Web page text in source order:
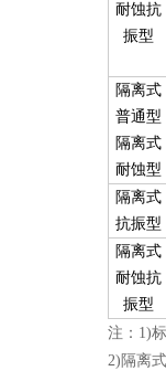
耐蚀抗
振型
隔离式
普通型
隔离式
耐蚀型
隔离式
抗振型
隔离式
耐蚀抗
振型
注：1)
2)隔离